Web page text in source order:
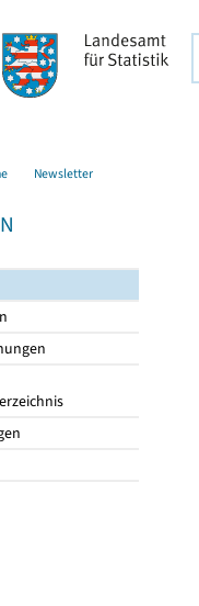
Newsletter